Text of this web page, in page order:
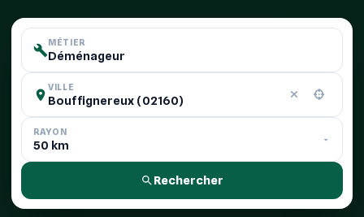
MÉTIER
VILLE
RAYON
Rechercher